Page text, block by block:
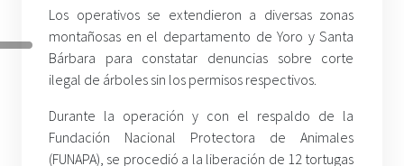
Los operativos se extendieron a diversas zonas
montañosas en el departamento de Yoro y Santa
Bárbara para constatar denuncias sobre corte
ilegal de árboles sin los permisos respectivos.
Durante la operación y con el respaldo de la
Fundación Nacional Protectora de Animales
(FUNAPA), se procedió a la liberación de 12 tortugas